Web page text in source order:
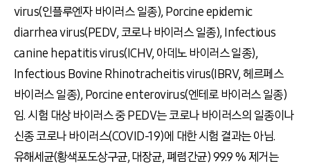
virus(인플루엔자 바이러스 일종), Porcine epidemic
diarrhea virus(PEDV, 코로나 바이러스 일종), Infectious
canine hepatitis virus(ICHV, 아데노 바이러스 일종),
Infectious Bovine Rhinotracheitis virus(IBRV, 헤르페스
바이러스 일종), Porcine enterovirus(엔테로 바이러스 일종)
임. 시험 대상 바이러스 중 PEDV는 코로나 바이러스의 일종이나
신종 코로나 바이러스(COVID-19)에 대한 시험 결과는 아님.
유해세균(황색포도상구균, 대장균, 폐렴간균) 99.9 % 제거는